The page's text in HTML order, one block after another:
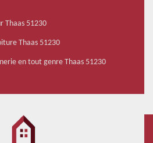
Thaas 51230
Thaas 51230
en tout genre Thaas 51230